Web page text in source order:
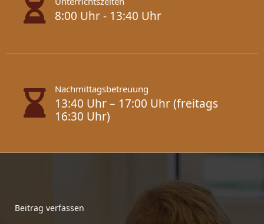
8:00 Uhr - 13:40 Uhr
Nachmittagsbetreuung
13:40 Uhr – 17:00 Uhr (freitags
16:30 Uhr)
Beitrag verfassen